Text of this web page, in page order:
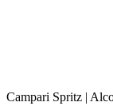
Campari Spritz |